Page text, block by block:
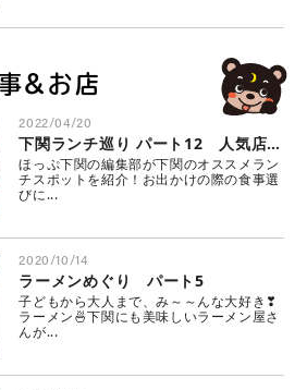
＆お店
2022/04/20
下関ランチ巡り パート12 人気店にほっぷ下関編集部が行ってみた
ほっぷ下関の編集部が下関のオススメラン
チスポットを紹介！お出かけの際の食事選
びに...
2020/10/14
ラーメンめぐり パート5
子どもから大人まで、み～～んな大好き❣
ラーメン🍜下関にも美味しいラーメン屋さ
んが...